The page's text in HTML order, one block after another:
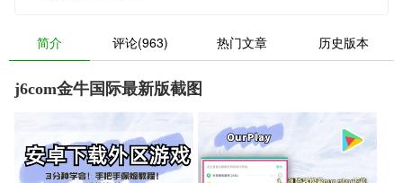
简介 评论(963) 热门文章 历史版本
j6com金牛国际最新版截图